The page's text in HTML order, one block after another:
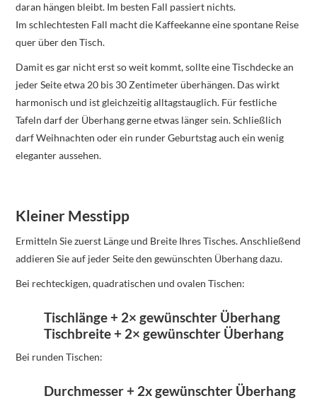
daran hängen bleibt. Im besten Fall passiert nichts.
Im schlechtesten Fall macht die Kaffeekanne eine spontane Reise
quer über den Tisch.
Damit es gar nicht erst so weit kommt, sollte eine Tischdecke an
jeder Seite etwa 20 bis 30 Zentimeter überhängen. Das wirkt
harmonisch und ist gleichzeitig alltagstauglich. Für festliche
Tafeln darf der Überhang gerne etwas länger sein. Schließlich
darf Weihnachten oder ein runder Geburtstag auch ein wenig
eleganter aussehen.
Kleiner Messtipp
Ermitteln Sie zuerst Länge und Breite Ihres Tisches. Anschließend
addieren Sie auf jeder Seite den gewünschten Überhang dazu.
Bei rechteckigen, quadratischen und ovalen Tischen:
Tischlänge + 2× gewünschter Überhang
Tischbreite + 2× gewünschter Überhang
Bei runden Tischen:
Durchmesser + 2x gewünschter Überhang